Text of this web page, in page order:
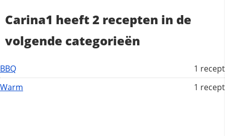
Carina1 heeft 2 recepten in de
volgende categorieën
1 recept
BBQ
1 recept
Warm